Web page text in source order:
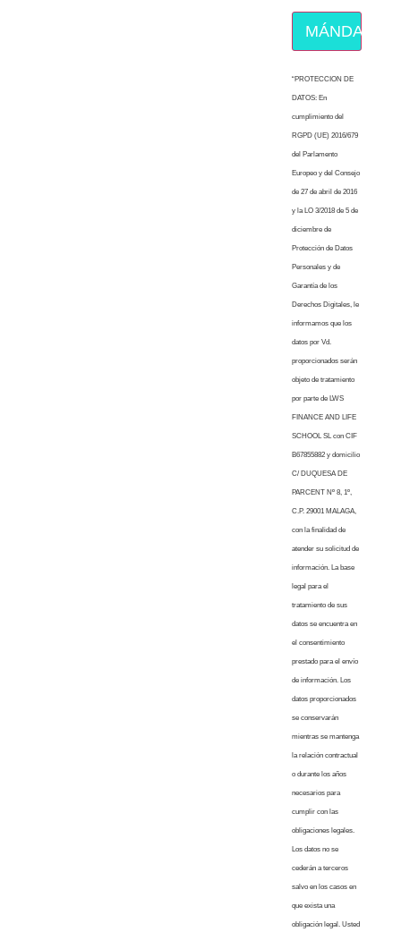
MÁNDAME
“PROTECCION DE
DATOS: En
cumplimiento del
RGPD (UE) 2016/679
del Parlamento
Europeo y del Consejo
de 27 de abril de 2016
y la LO 3/2018 de 5 de
diciembre de
Protección de Datos
Personales y de
Garantía de los
Derechos Digitales, le
informamos que los
datos por Vd.
proporcionados serán
objeto de tratamiento
por parte de LWS
FINANCE AND LIFE
SCHOOL SL con CIF
B67855882 y domicilio
C/ DUQUESA DE
PARCENT Nº 8, 1º,
C.P. 29001 MALAGA,
con la finalidad de
atender su solicitud de
información. La base
legal para el
tratamiento de sus
datos se encuentra en
el consentimiento
prestado para el envío
de información. Los
datos proporcionados
se conservarán
mientras se mantenga
la relación contractual
o durante los años
necesarios para
cumplir con las
obligaciones legales.
Los datos no se
cederán a terceros
salvo en los casos en
que exista una
obligación legal. Usted